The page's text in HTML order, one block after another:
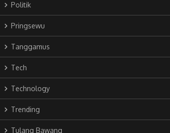
Politik
Pringsewu
Tanggamus
Tech
Technology
Trending
Tulang Bawang